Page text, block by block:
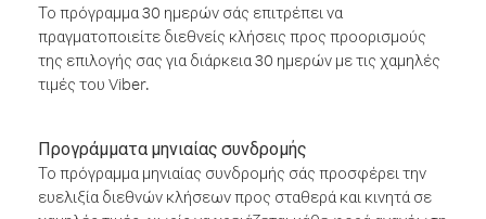
Το πρόγραμμα 30 ημερών σάς επιτρέπει να
πραγματοποιείτε διεθνείς κλήσεις προς προορισμούς
της επιλογής σας για διάρκεια 30 ημερών με τις χαμηλές
τιμές του Viber.
Προγράμματα μηνιαίας συνδρομής
Το πρόγραμμα μηνιαίας συνδρομής σάς προσφέρει την
ευελιξία διεθνών κλήσεων προς σταθερά και κινητά σε